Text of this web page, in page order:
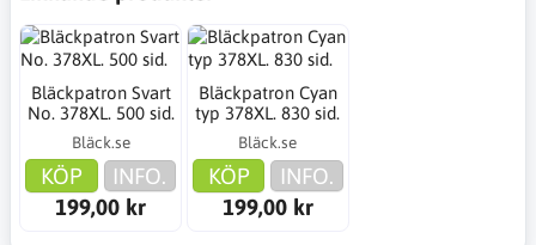
Bläckpatron Svart
No. 378XL. 500 sid.
Bläck.se
KÖP
INFO.
199,00 kr
Bläckpatron Cyan
typ 378XL. 830 sid.
Bläck.se
KÖP
INFO.
199,00 kr